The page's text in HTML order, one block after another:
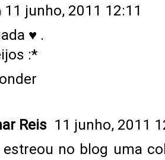
11 junho, 2011 12:11
♥ .
:*
Reis 11 junho, 2011
estreou no blog uma